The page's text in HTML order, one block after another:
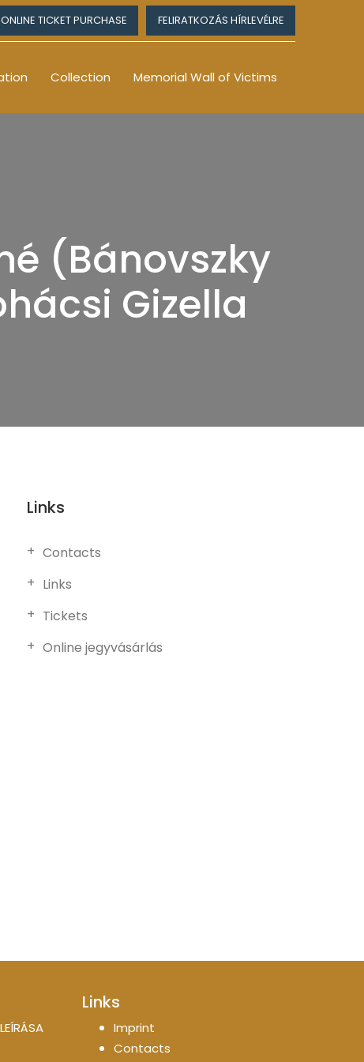
ONLINE TICKET PURCHASE FELIRATKOZÁS HÍRLEVÉLRE
Collection Memorial Wall of Victims
(Bánovszky
Gizella
Links
Contacts
Links
Tickets
Online jegyvásárlás
Links
Imprint
Contacts